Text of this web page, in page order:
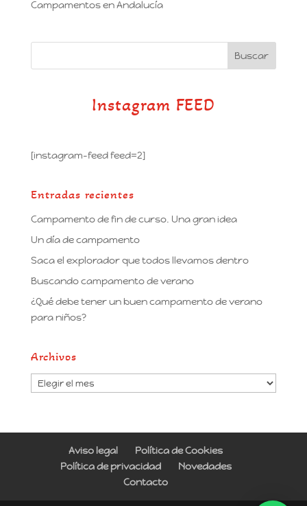
Campamentos en Andalucía
Instagram FEED
[instagram-feed feed=2]
Entradas recientes
Campamento de fin de curso. Una gran idea
Un día de campamento
Saca el explorador que todos llevamos dentro
Buscando campamento de verano
¿Qué debe tener un buen campamento de verano
para niños?
Archivos
Archivos
Aviso legal
Política de Cookies
Política de privacidad
Novedades
Contacto